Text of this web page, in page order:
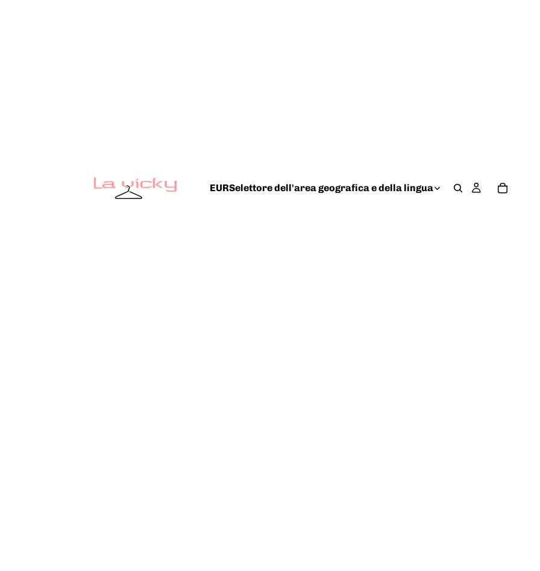
EURSelettore dell'area geografica e della lingua